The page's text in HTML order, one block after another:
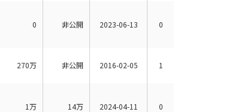
0 非公開 2023-06-13 0
270万 非公開 2016-02-05 1
1万 14万 2024-04-11 0